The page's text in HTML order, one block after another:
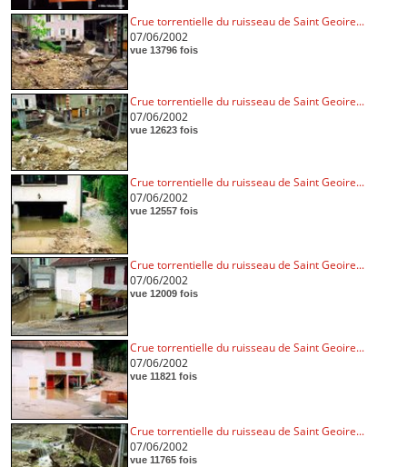
Crue torrentielle du ruisseau de Saint Geoire...
07/06/2002
vue 13796 fois
Crue torrentielle du ruisseau de Saint Geoire...
07/06/2002
vue 12623 fois
Crue torrentielle du ruisseau de Saint Geoire...
07/06/2002
vue 12557 fois
Crue torrentielle du ruisseau de Saint Geoire...
07/06/2002
vue 12009 fois
Crue torrentielle du ruisseau de Saint Geoire...
07/06/2002
vue 11821 fois
Crue torrentielle du ruisseau de Saint Geoire...
07/06/2002
vue 11765 fois